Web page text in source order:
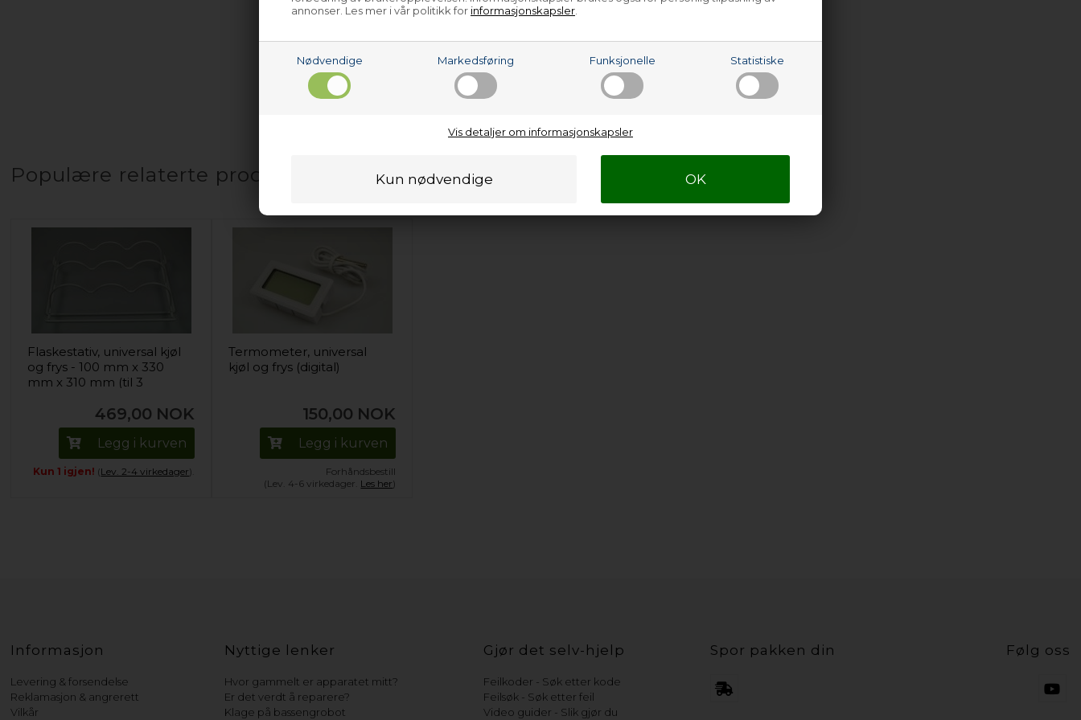
annonser. Les mer i vår politikk for informasjonskapsler
Nødvendige Markedsføring Funksjonelle Statistiske
Vis detaljer om informasjonskapsler
ITE239-1 - 922754716-01
ITE239-1 - 922754716-02
med flere…
Populære relaterte produkter
Flaskestativ, universal kjøl
og frys - 100 mm x 330
mm x 310 mm (til 3
469,00 NOK
Legg i kurven
Kun 1 igjen! (Lev. 2-4 virkedager).
Termometer, universal
kjøl og frys (digital)
150,00 NOK
Legg i kurven
Forhåndsbestill
(Lev. 4-6 virkedager. Les her)
Informasjon
Levering & forsendelse
Reklamasjon & angrerett
Vilkår
Nyttige lenker
Hvor gammelt er apparatet mitt?
Er det verdt å reparere?
Klage på bassengrobot
Gjør det selv-hjelp
Feilkoder - Søk etter kode
Feilsøk - Søk etter feil
Video guider - Slik gjør du
Spor pakken din Følg oss